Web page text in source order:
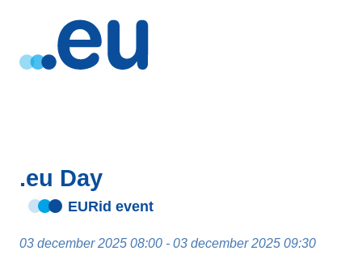
.eu Day
EURid event
03 december 2025 08:00 - 03 december 2025 09:30